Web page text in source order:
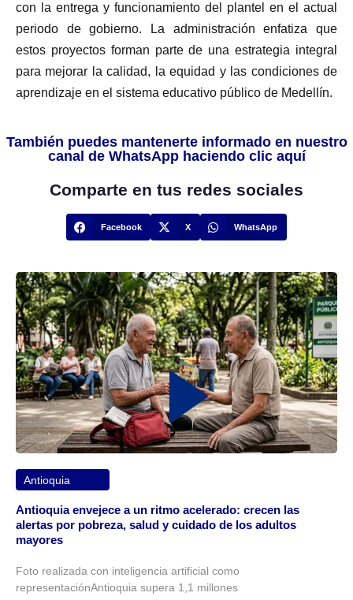
con la entrega y funcionamiento del plantel en el actual
periodo de gobierno. La administración enfatiza que
estos proyectos forman parte de una estrategia integral
para mejorar la calidad, la equidad y las condiciones de
aprendizaje en el sistema educativo público de Medellín.
También puedes mantenerte informado en nuestro
canal de WhatsApp haciendo clic aquí
Comparte en tus redes sociales
Facebook X WhatsApp
Antioquia
Antioquia envejece a un ritmo acelerado: crecen las
alertas por pobreza, salud y cuidado de los adultos
mayores
Foto realizada con inteligencia artificial como
representaciónAntioquia supera 1,1 millones